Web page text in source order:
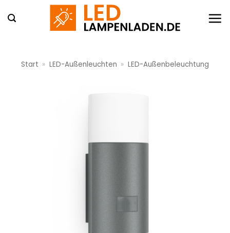
Inhalt
Start » LED-Außenleuchten » LED-Außenbeleuchtung